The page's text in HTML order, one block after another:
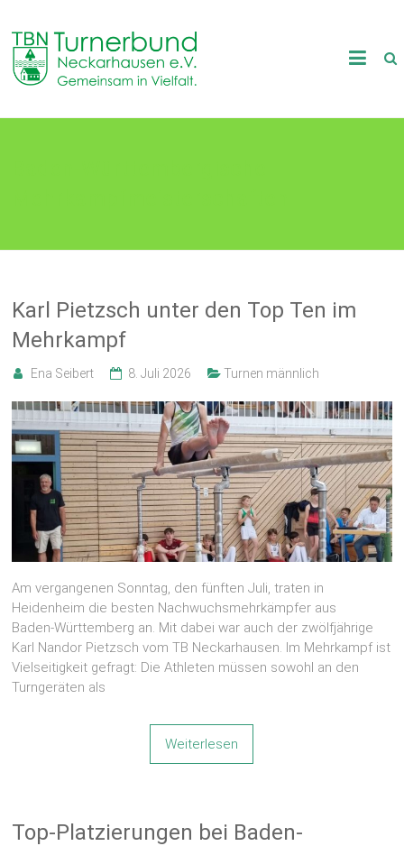
content
TB
Neckarhausen
Karl Pietzsch unter den Top Ten im
Mehrkampf
Ena Seibert 8. Juli 2026 Turnen männlich
Am vergangenen Sonntag, den fünften Juli, traten in
Heidenheim die besten Nachwuchsmehrkämpfer aus
Baden‑Württemberg an. Mit dabei war auch der zwölfjährige
Karl Nandor Pietzsch vom TB Neckarhausen. Im Mehrkampf ist
Vielseitigkeit gefragt: Die Athleten müssen sowohl an den
Turngeräten als
Weiterlesen
Top-Platzierungen bei Baden-